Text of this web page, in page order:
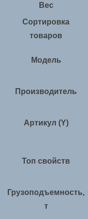
Вес
Сортировка
товаров
Модель
Производитель
Артикул (Y)
Топ свойств
Грузоподъемность,
т